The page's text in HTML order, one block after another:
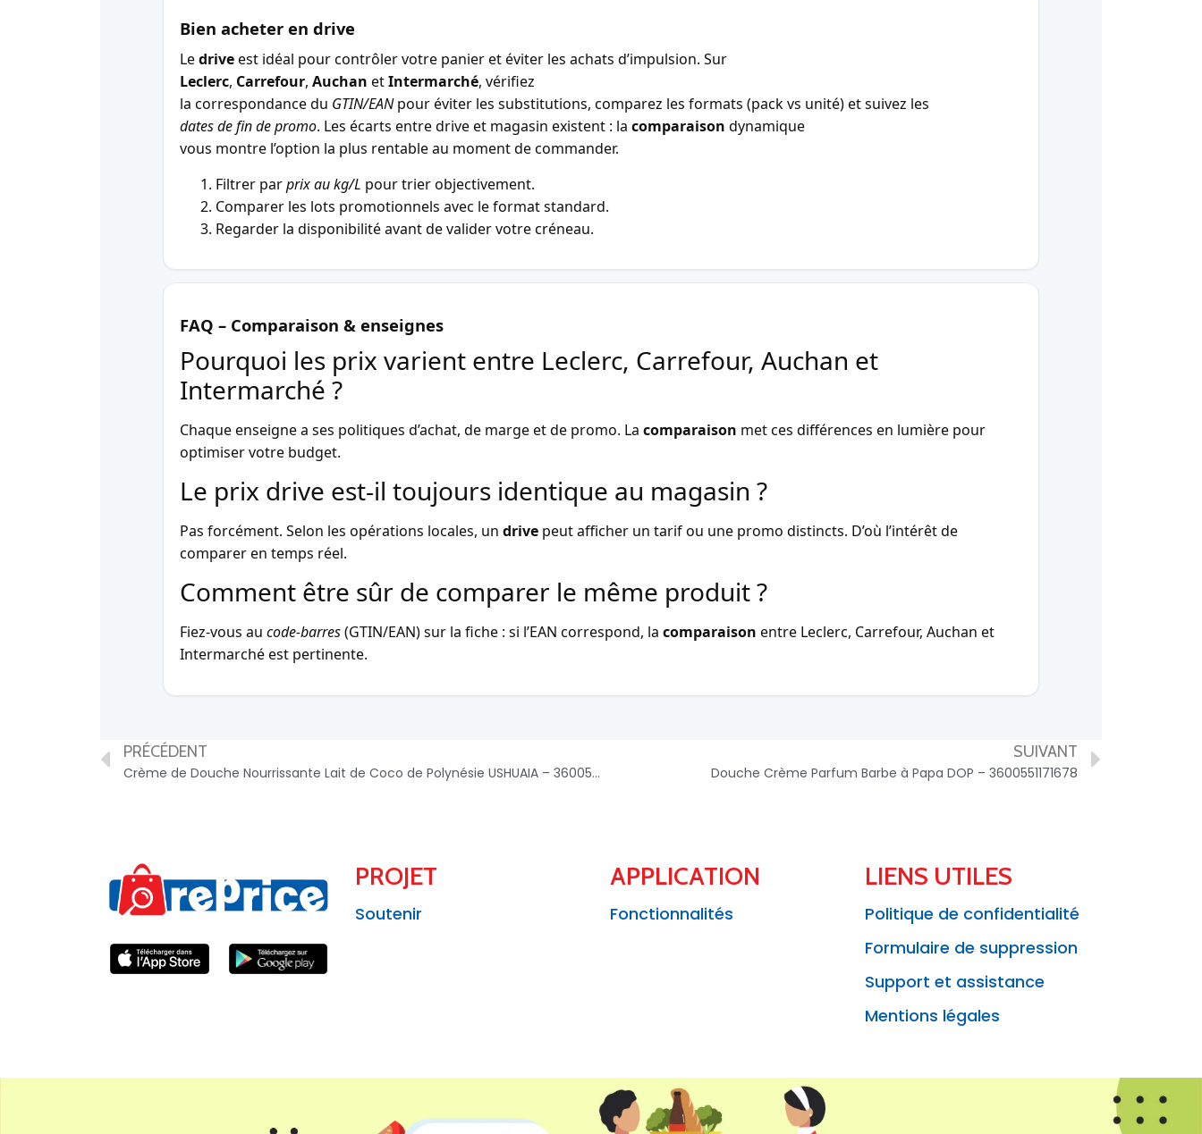
Bien acheter en drive
Ledriveest idéal pour contrôler votre panier et éviter les achats d’impulsion. Sur
Leclerc, Carrefour, Auchan etIntermarché, vérifiez
la correspondance du GTIN/EANpour éviter les substitutions, comparez les formats (pack vs unité) et suivez les
dates de fin de promo. Les écarts entre drive et magasin existent : la comparaison dynamique
vous montre l’option la plus rentable au moment de commander.
Filtrer parprix au kg/L pour trier objectivement.
Comparer les lots promotionnels avec le format standard.
Regarder la disponibilité avant de valider votre créneau.
FAQ – Comparaison & enseignes
Pourquoi les prix varient entre Leclerc, Carrefour, Auchan et
Intermarché ?
Chaque enseigne a ses politiques d’achat, de marge et de promo. La comparaison met ces différences en lumière pour
optimiser votre budget.
Le prix drive est-il toujours identique au magasin ?
Pas forcément. Selon les opérations locales, un drive peut afficher un tarif ou une promo distincts. D’où l’intérêt de
comparer en temps réel.
Comment être sûr de comparer le même produit ?
Fiez-vous au code-barres(GTIN/EAN) sur la fiche : si l’EAN correspond, la comparaison entre Leclerc, Carrefour, Auchan et
Intermarché est pertinente.
PRÉCÉDENT
Crème de Douche Nourrissante Lait de Coco de Polynésie USHUAIA – 3600551175089
SUIVANT
Douche Crème Parfum Barbe à Papa DOP – 3600551171678
PROJET
Soutenir
APPLICATION
Fonctionnalités
LIENS UTILES
Politique de confidentialité
Formulaire de suppression
Support et assistance
Mentions légales